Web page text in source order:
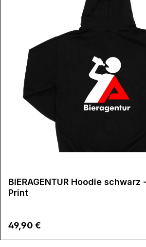
BIERAGENTUR Hoodie schwarz
Print
Regulärer Preis:
49,90 €